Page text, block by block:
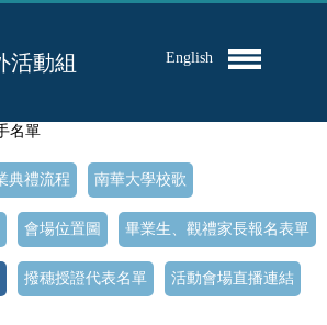
活動組 English
名單
典禮流程 南華大學校歌
會場位置圖 畢業生、觀禮家長報名表單
撥穗授證代表名單 活動會場直播連結